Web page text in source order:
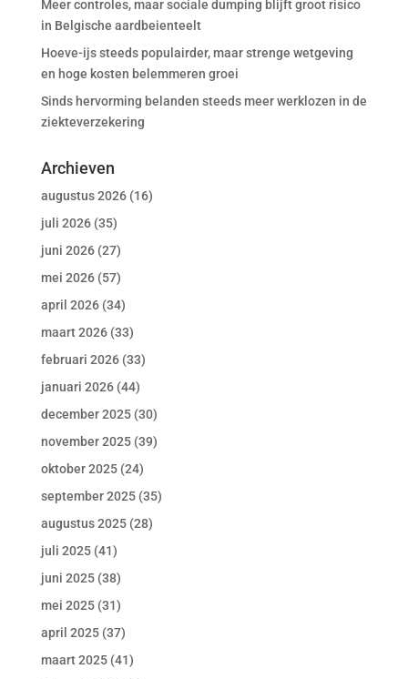
Meer controles, maar sociale dumping blijft groot risico
in Belgische aardbeienteelt
Hoeve-ijs steeds populairder, maar strenge wetgeving
en hoge kosten belemmeren groei
Sinds hervorming belanden steeds meer werklozen in de
ziekteverzekering
Archieven
augustus 2026(16)
juli 2026(35)
juni 2026(27)
mei 2026(57)
april 2026(34)
maart 2026(33)
februari 2026(33)
januari 2026(44)
december 2025(30)
november 2025(39)
oktober 2025(24)
september 2025(35)
augustus 2025(28)
juli 2025(41)
juni 2025(38)
mei 2025(31)
april 2025(37)
maart 2025(41)